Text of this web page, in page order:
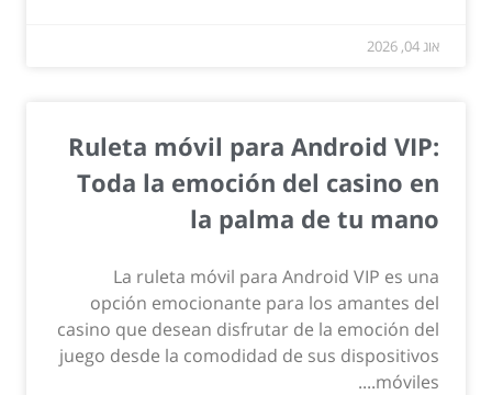
אוג 04, 2026
Ruleta móvil para Android VIP:
Toda la emoción del casino en
la palma de tu mano
La ruleta móvil para Android VIP es una
opción emocionante para los amantes del
casino que desean disfrutar de la emoción del
juego desde la comodidad de sus dispositivos
móviles....